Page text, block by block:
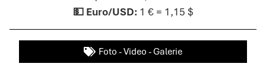
1 € = 1,15 $
Foto - Video - Galerie